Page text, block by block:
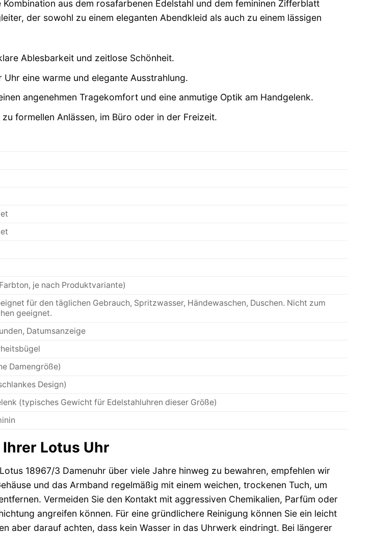
aus dem rosafarbenen Edelstahl und dem femininen Zifferblatt
der sowohl zu einem eleganten Abendkleid als auch zu einem lässigen
Ablesbarkeit und zeitlose Schönheit.
Uhr eine warme und elegante Ausstrahlung.
angenehmen Tragekomfort und eine anmutige Optik am Handgelenk.
formellen Anlässen, im Büro oder in der Freizeit.
je nach Produktvariante)
für den täglichen Gebrauch, Spritzwasser, Händewaschen, Duschen. Nicht zum
geeignet.
Datumsanzeige
Damengröße)
Design)
(typisches Gewicht für Edelstahluhren dieser Größe)
Lotus Uhr
18967/3 Damenuhr über viele Jahre hinweg zu bewahren, empfehlen wir
und das Armband regelmäßig mit einem weichen, trockenen Tuch, um
Vermeiden Sie den Kontakt mit aggressiven Chemikalien, Parfüm oder
angreifen können. Für eine gründlichere Reinigung können Sie ein leicht
aber darauf achten, dass kein Wasser in das Uhrwerk eindringt. Bei längerer